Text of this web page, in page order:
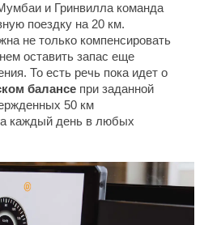
и Гринвилла команда
поездку на 20 км.
не только компенсировать
оставить запас еще
То есть речь пока идет о
балансе при заданной
50 км
каждый день в любых